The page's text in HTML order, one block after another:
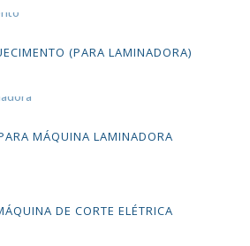
(PARA LAMINADORA)
MÁQUINA LAMINADORA
DE CORTE ELÉTRICA